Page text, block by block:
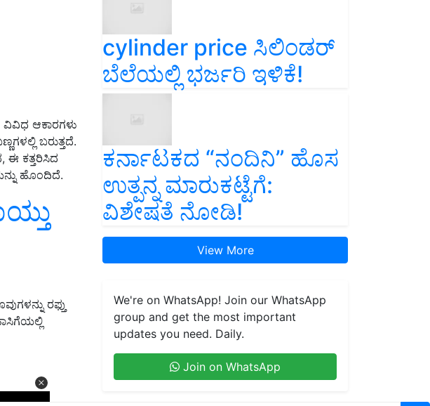
ವಿವಿಧ ಆಕಾರಗಳು
ಬರುತ್ತದೆ.
ಈ ಕತ್ತರಿಸಿದ
ಹೊಂದಿದೆ.
ರಫ್ತು
cylinder price ಸಿಲಿಂಡರ್‌
ಬೆಲೆಯಲ್ಲಿ ಭರ್ಜರಿ ಇಳಿಕೆ!
ಕರ್ನಾಟಕದ “ನಂದಿನಿ” ಹೊಸ
ಉತ್ಪನ್ನ ಮಾರುಕಟ್ಟೆಗೆ:
ವಿಶೇಷತೆ ನೋಡಿ!
View More
We're on WhatsApp! Join our WhatsApp
group and get the most important
updates you need. Daily.
Join on WhatsApp